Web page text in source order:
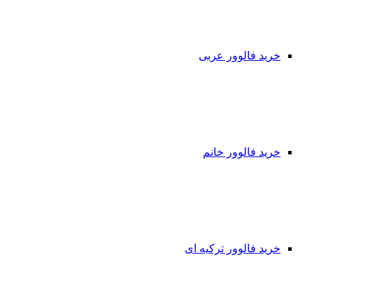
خرید فالوور عربی
خرید فالوور خانم
خرید فالوور ترکیه ای